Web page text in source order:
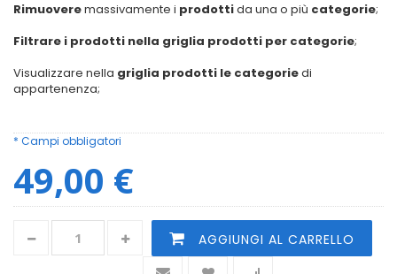
Rimuoveremassivamente i prodottida una o più categorie;
Filtrare i prodotti nella griglia prodotti per categorie;
Visualizzare nella griglia prodotti le categoriedi
appartenenza;
* Campi obbligatori
49,00 €
AGGIUNGI AL CARRELLO